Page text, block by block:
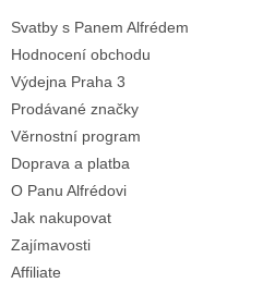
Svatby s Panem Alfrédem
Hodnocení obchodu
Výdejna Praha 3
Prodávané značky
Věrnostní program
Doprava a platba
O Panu Alfrédovi
Jak nakupovat
Zajímavosti
Affiliate